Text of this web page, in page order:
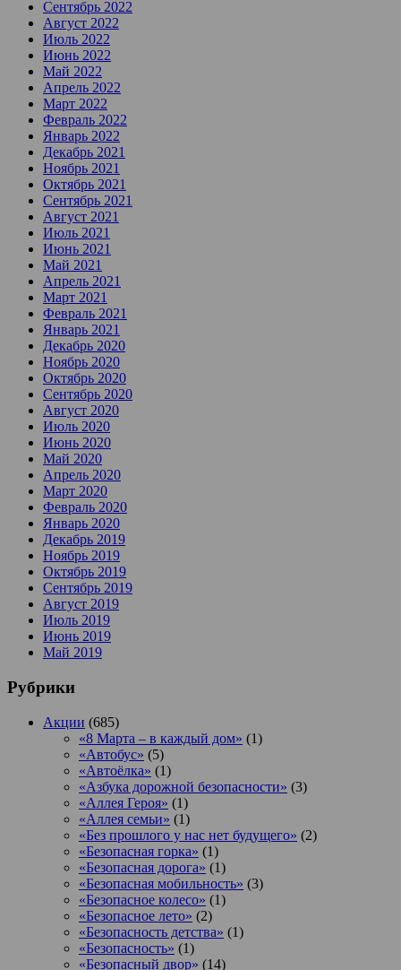
Сентябрь 2022
Август 2022
Июль 2022
Июнь 2022
Май 2022
Апрель 2022
Март 2022
Февраль 2022
Январь 2022
Декабрь 2021
Ноябрь 2021
Октябрь 2021
Сентябрь 2021
Август 2021
Июль 2021
Июнь 2021
Май 2021
Апрель 2021
Март 2021
Февраль 2021
Январь 2021
Декабрь 2020
Ноябрь 2020
Октябрь 2020
Сентябрь 2020
Август 2020
Июль 2020
Июнь 2020
Май 2020
Апрель 2020
Март 2020
Февраль 2020
Январь 2020
Декабрь 2019
Ноябрь 2019
Октябрь 2019
Сентябрь 2019
Август 2019
Июль 2019
Июнь 2019
Май 2019
Рубрики
Акции (685)
«8 Марта – в каждый дом» (1)
«Автобус» (5)
«Автоёлка» (1)
«Азбука дорожной безопасности» (3)
«Аллея Героя» (1)
«Аллея семьи» (1)
«Без прошлого у нас нет будущего» (2)
«Безопасная горка» (1)
«Безопасная дорога» (1)
«Безопасная мобильность» (3)
«Безопасное колесо» (1)
«Безопасное лето» (2)
«Безопасность детства» (1)
«Безопасность» (1)
«Безопасный двор» (14)